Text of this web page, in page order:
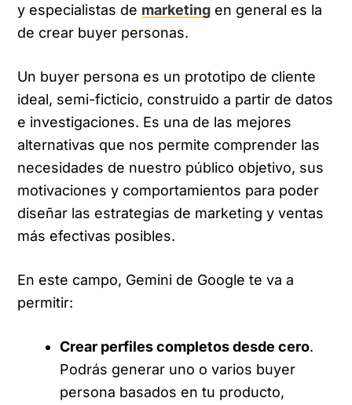
y especialistas de marketing en general es la
de crear buyer personas.
Un buyer persona es un prototipo de cliente
ideal, semi-ficticio, construido a partir de datos
e investigaciones. Es una de las mejores
alternativas que nos permite comprender las
necesidades de nuestro público objetivo, sus
motivaciones y comportamientos para poder
diseñar las estrategias de marketing y ventas
más efectivas posibles.
En este campo, Gemini de Google te va a
permitir:
Crear perfiles completos desde cero.
Podrás generar uno o varios buyer
persona basados en tu producto,